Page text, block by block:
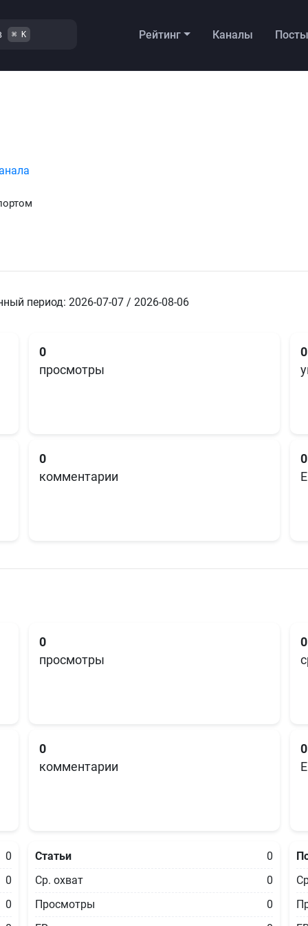
⌘ K Рейтинг Каналы Посты
период: 2026-07-07 / 2026-08-06
0
просмотры
0
0
комментарии
0
0
просмотры
0
0
комментарии
0
0
0
0
Статьи
0
Ср. охват
0
Просмотры
0